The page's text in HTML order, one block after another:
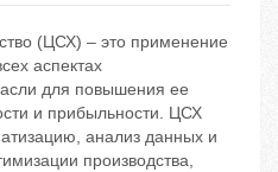
(ЦСХ) – это применение
аспектах
для повышения ее
и прибыльности. ЦСХ
анализ данных и
производства,